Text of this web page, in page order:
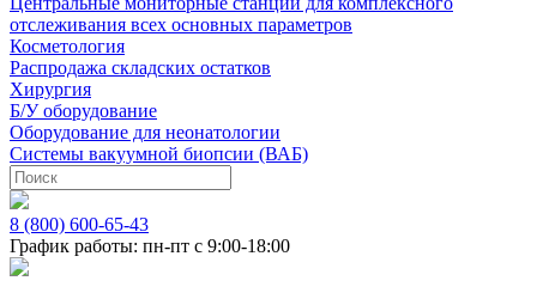
отслеживания всех основных параметров
Косметология
Распродажа складских остатков
Хирургия
Б/У оборудование
Оборудование для неонатологии
Системы вакуумной биопсии (ВАБ)
8 (800) 600-65-43
График работы: пн-пт с 9:00-18:00